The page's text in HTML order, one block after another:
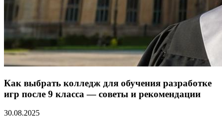
Как выбрать колледж для обучения разработке
игр после 9 класса — советы и рекомендации
30.08.2025